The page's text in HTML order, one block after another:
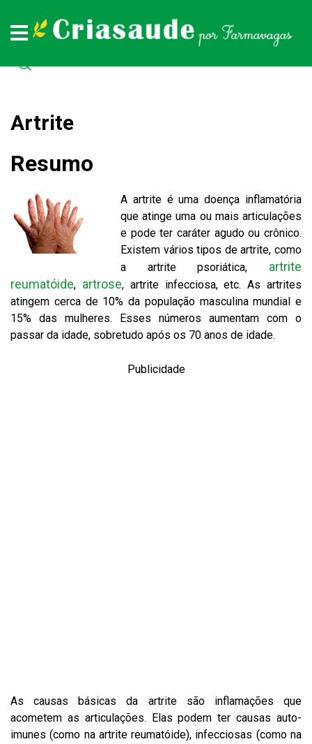
Artrite
Resumo
A artrite é uma doença inflamatória
que atinge uma ou mais articulações
e pode ter caráter agudo ou crônico.
Existem vários tipos de artrite, como
a artrite psoriática, artrite
reumatóide, artrose, artrite infecciosa, etc. As artrites
atingem cerca de 10% da população masculina mundial e
15% das mulheres. Esses números aumentam com o
passar da idade, sobretudo após os 70 anos de idade.
Publicidade
As causas básicas da artrite são inflamações que
acometem as articulações. Elas podem ter causas auto-
imunes (como na artrite reumatóide), infecciosas (como na